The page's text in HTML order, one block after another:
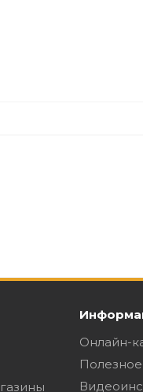
Онлайн-
Полезное